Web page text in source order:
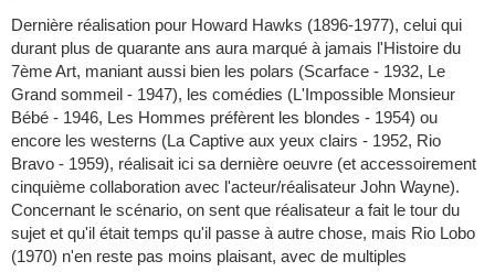
Dernière réalisation pour Howard Hawks (1896-1977), celui qui
durant plus de quarante ans aura marqué à jamais l'Histoire du
7ème Art, maniant aussi bien les polars (Scarface - 1932, Le
Grand sommeil - 1947), les comédies (L'Impossible Monsieur
Bébé - 1946, Les Hommes préfèrent les blondes - 1954) ou
encore les westerns (La Captive aux yeux clairs - 1952, Rio
Bravo - 1959), réalisait ici sa dernière oeuvre (et accessoirement
cinquième collaboration avec l'acteur/réalisateur John Wayne).
Concernant le scénario, on sent que réalisateur a fait le tour du
sujet et qu'il était temps qu'il passe à autre chose, mais Rio Lobo
(1970) n'en reste pas moins plaisant, avec de multiples